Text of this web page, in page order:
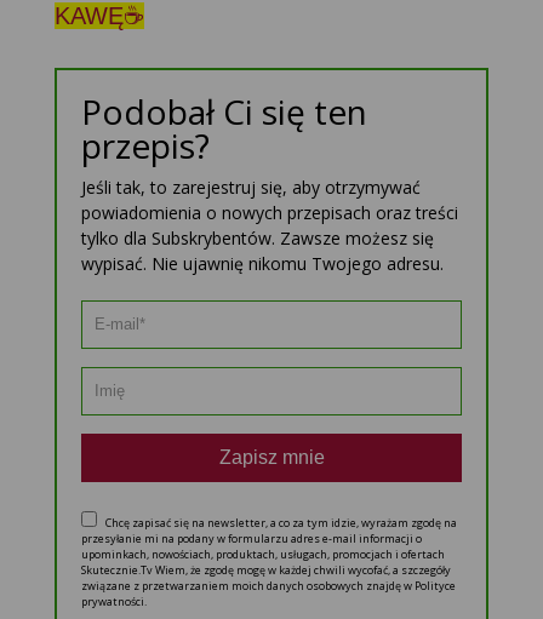
KAWĘ☕
Podobał Ci się ten
przepis?
Jeśli tak, to zarejestruj się, aby otrzymywać
powiadomienia o nowych przepisach oraz treści
tylko dla Subskrybentów. Zawsze możesz się
wypisać. Nie ujawnię nikomu Twojego adresu.
Zapisz mnie
Chcę zapisać się na newsletter, a co za tym idzie, wyrażam zgodę na
przesyłanie mi na podany w formularzu adres e-mail informacji o
upominkach, nowościach, produktach, usługach, promocjach i ofertach
Skutecznie.Tv Wiem, że zgodę mogę w każdej chwili wycofać, a szczegóły
związane z przetwarzaniem moich danych osobowych znajdę w Polityce
prywatności.